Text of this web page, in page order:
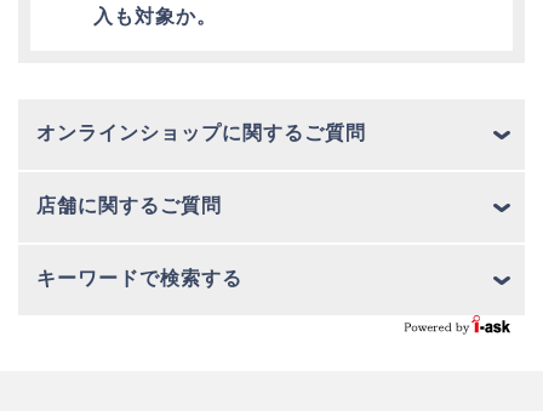
オンラインショップに関するご質問
店舗に関するご質問
キーワードで検索する
入も対象か。